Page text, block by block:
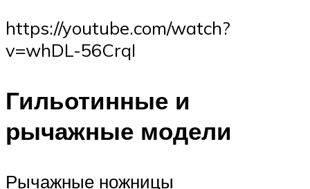
https://youtube.com/watch?
v=whDL-56CrqI
Гильотинные и
рычажные модели
Рычажные ножницы